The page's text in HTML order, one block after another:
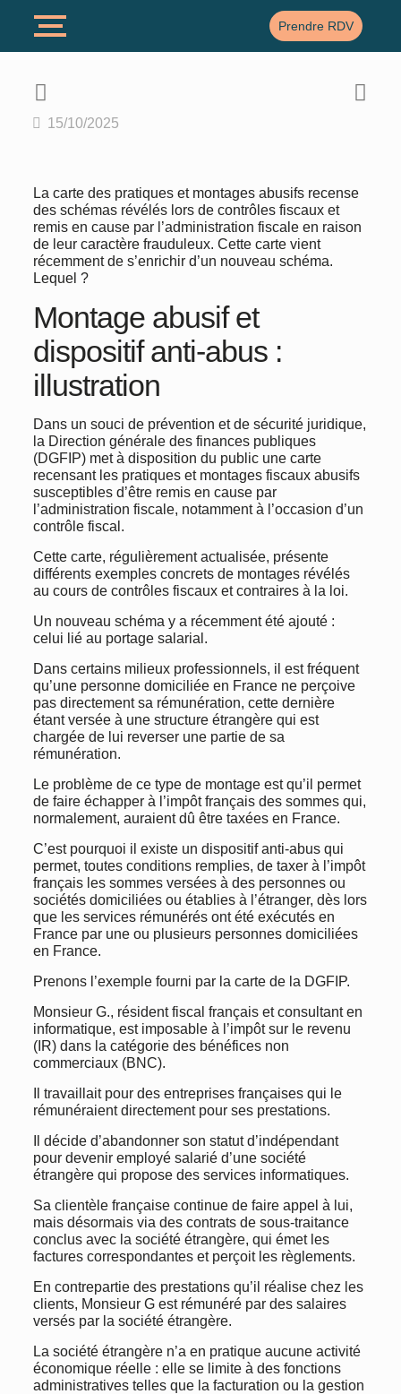
Prendre RDV
15/10/2025
La carte des pratiques et montages abusifs recense
des schémas révélés lors de contrôles fiscaux et
remis en cause par l’administration fiscale en raison
de leur caractère frauduleux. Cette carte vient
récemment de s’enrichir d’un nouveau schéma.
Lequel ?
Montage abusif et
dispositif anti-abus :
illustration
Dans un souci de prévention et de sécurité juridique,
la Direction générale des finances publiques
(DGFIP) met à disposition du public une carte
recensant les pratiques et montages fiscaux abusifs
susceptibles d’être remis en cause par
l’administration fiscale, notamment à l’occasion d’un
contrôle fiscal.
Cette carte, régulièrement actualisée, présente
différents exemples concrets de montages révélés
au cours de contrôles fiscaux et contraires à la loi.
Un nouveau schéma y a récemment été ajouté :
celui lié au portage salarial.
Dans certains milieux professionnels, il est fréquent
qu’une personne domiciliée en France ne perçoive
pas directement sa rémunération, cette dernière
étant versée à une structure étrangère qui est
chargée de lui reverser une partie de sa
rémunération.
Le problème de ce type de montage est qu’il permet
de faire échapper à l’impôt français des sommes qui,
normalement, auraient dû être taxées en France.
C’est pourquoi il existe un dispositif anti-abus qui
permet, toutes conditions remplies, de taxer à l’impôt
français les sommes versées à des personnes ou
sociétés domiciliées ou établies à l’étranger, dès lors
que les services rémunérés ont été exécutés en
France par une ou plusieurs personnes domiciliées
en France.
Prenons l’exemple fourni par la carte de la DGFIP.
Monsieur G., résident fiscal français et consultant en
informatique, est imposable à l’impôt sur le revenu
(IR) dans la catégorie des bénéfices non
commerciaux (BNC).
Il travaillait pour des entreprises françaises qui le
rémunéraient directement pour ses prestations.
Il décide d’abandonner son statut d’indépendant
pour devenir employé salarié d’une société
étrangère qui propose des services informatiques.
Sa clientèle française continue de faire appel à lui,
mais désormais via des contrats de sous-traitance
conclus avec la société étrangère, qui émet les
factures correspondantes et perçoit les règlements.
En contrepartie des prestations qu’il réalise chez les
clients, Monsieur G est rémunéré par des salaires
versés par la société étrangère.
La société étrangère n’a en pratique aucune activité
économique réelle : elle se limite à des fonctions
administratives telles que la facturation ou la gestion